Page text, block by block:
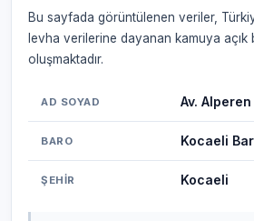
Bu sayfada görüntülenen veriler,
levha verilerine dayanan kamuya açık
oluşmaktadır.
AD SOYAD Av.
BARO Kocaeli
ŞEHIR Kocaeli